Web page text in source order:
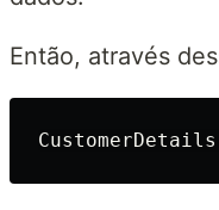
Então, através